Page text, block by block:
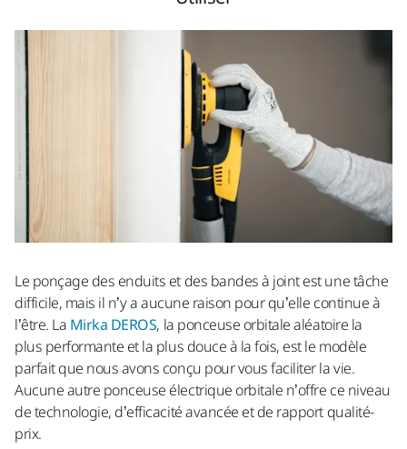
Le ponçage des enduits et des bandes à joint est une tâche
difficile, mais il n’y a aucune raison pour qu’elle continue à
l’être. La Mirka DEROS, la ponceuse orbitale aléatoire la
plus performante et la plus douce à la fois, est le modèle
parfait que nous avons conçu pour vous faciliter la vie.
Aucune autre ponceuse électrique orbitale n’offre ce niveau
de technologie, d’efficacité avancée et de rapport qualité-
prix.